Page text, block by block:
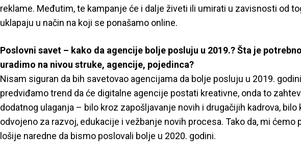
reklame. Međutim, te kampanje će i dalje živeti ili umirati u zavisnosti od
uklapaju u način na koji se ponašamo online.
Poslovni savet – kako da agencije bolje posluju u 2019.? Šta je
uradimo na nivou struke, agencije, pojedinca?
Nisam siguran da bih savetovao agencijama da bolje posluju u 2019.
predviđamo trend da će digitalne agencije postati kreativne, onda to
dodatnog ulaganja – bilo kroz zapošljavanje novih i drugačijih kadrova, bilo
odvojeno za razvoj, edukacije i vežbanje novih procesa. Tako da, mi ćemo
lošije naredne da bismo poslovali bolje u 2020. godini.